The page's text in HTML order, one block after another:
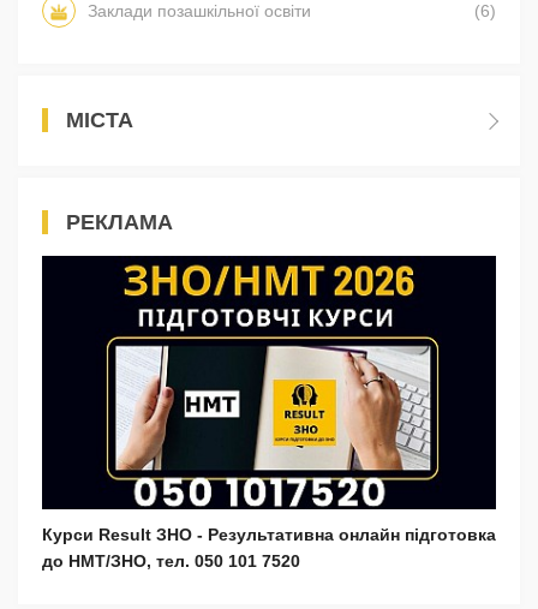
Заклади позашкільної освіти (6)
МІСТА
РЕКЛАМА
Курси Result ЗНО - Результативна онлайн підготовка
до НМТ/ЗНО, тел. 050 101 7520